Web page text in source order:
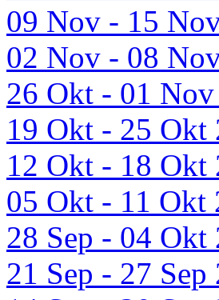
09 Nov - 15
02 Nov - 08
26 Okt - 01
19 Okt - 25 Okt
12 Okt - 18 Okt
05 Okt - 11 Okt
28 Sep - 04 Okt
21 Sep - 27 Sep